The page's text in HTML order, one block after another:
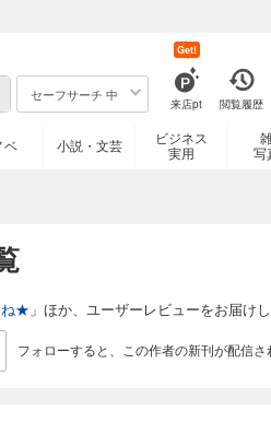
セーフサーチ 中
来店pt
Get!
閲覧履歴
ベ 小説・文芸
ビジネス
実用
写
ね★ 」ほか、ユーザーレビューをお届け
フォローすると、この作者の新刊が配信さ